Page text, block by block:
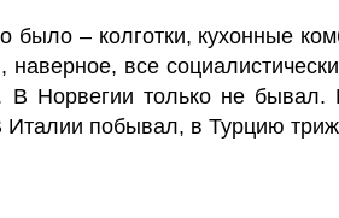
– колготки, кухонные
все
Норвегии только не бывал.
Италии побывал, в Турцию